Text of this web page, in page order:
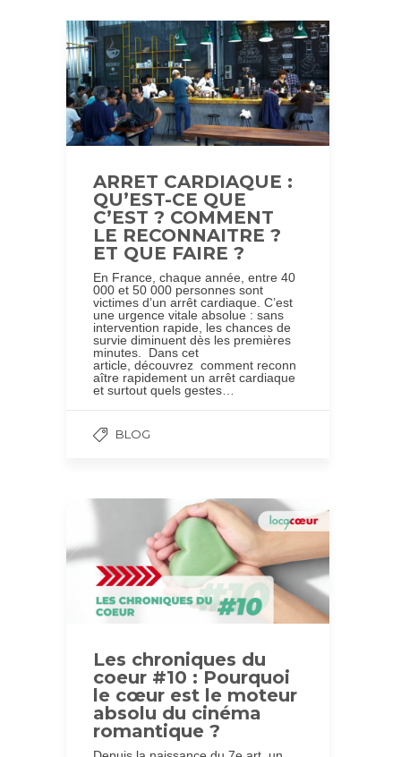
ARRET CARDIAQUE :
QU’EST-CE QUE
C’EST ? COMMENT
LE RECONNAITRE ?
ET QUE FAIRE ?
En France, chaque année, entre 40
000 et 50 000 personnes sont
victimes d’un arrêt cardiaque. C’est
une urgence vitale absolue : sans
intervention rapide, les chances de
survie diminuent dès les premières
minutes. Dans cet
article, découvrez comment reconn
aître rapidement un arrêt cardiaque
et surtout quels gestes…
BLOG
Les chroniques du
coeur #10 : Pourquoi
le cœur est le moteur
absolu du cinéma
romantique ?